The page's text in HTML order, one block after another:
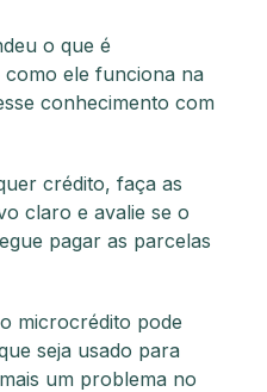
o que é
ele funciona na
conhecimento com
crédito, faça as
claro e avalie se o
pagar as parcelas
microcrédito pode
seja usado para
um problema no